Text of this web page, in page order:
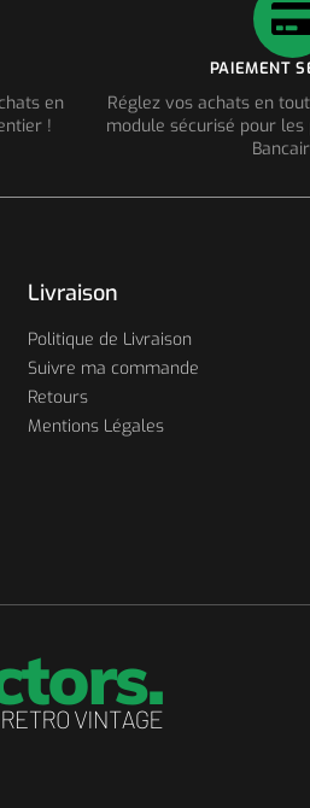
en
!
PAIEMENT
Réglez vos achats en
module sécurisé pour
Livraison
Politique de Livraison
Suivre ma commande
Retours
Mentions Légales